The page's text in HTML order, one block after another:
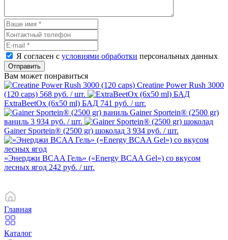
Я согласен с условиями обработки персональных данных
Отправить
Вам может понравиться
Creatine Power Rush 3000
(120 caps) 568 руб. / шт.
ExtraBeetOx (6х50 ml) БАД 741 руб. / шт.
Gainer Sportein® (2500 gr)
ваниль 3 934 руб. / шт.
Gainer Sportein® (2500 gr) шоколад 3 934 руб. / шт.
«Энерджи BCAA Гель» («Energy BCAA Gel») со вкусом
лесных ягод 242 руб. / шт.
Главная
Каталог